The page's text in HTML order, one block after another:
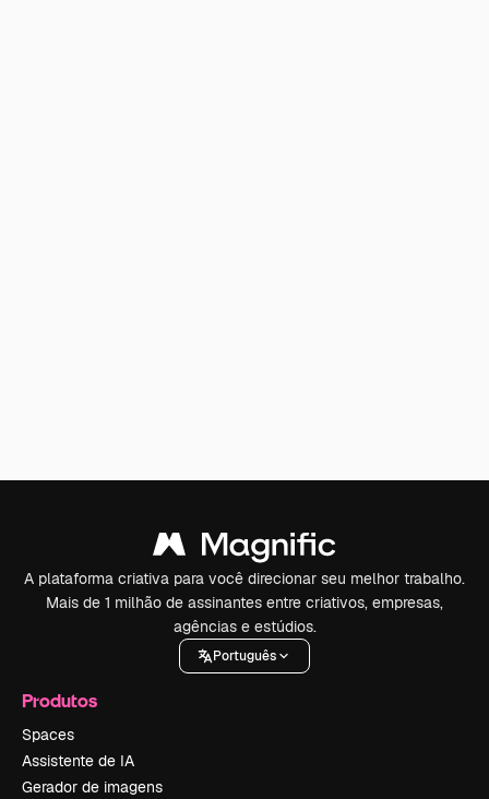
A plataforma criativa para você direcionar seu melhor trabalho.
Mais de 1 milhão de assinantes entre criativos, empresas,
agências e estúdios.
Português
Produtos
Spaces
Assistente de IA
Gerador de imagens